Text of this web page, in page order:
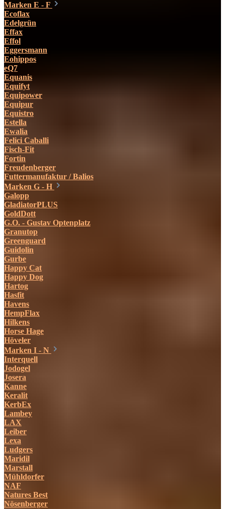
Marken E - F
Ecoflax
Edelgrün
Effax
Effol
Eggersmann
Eohippos
eQ7
Equanis
Equifyt
Equipower
Equipur
Equistro
Estella
Ewalia
Felici Caballi
Fisch-Fit
Fortin
Freudenberger
Futtermanufaktur / Balios
Marken G - H
Galopp
GladiatorPLUS
GoldDott
G.O. - Gustav Optenplatz
Granutop
Greenguard
Guidolin
Gurbe
Happy Cat
Happy Dog
Hartog
Hasfit
Havens
HempFlax
Hilkens
Horse Hage
Höveler
Marken I - N
Interquell
Jodogel
Josera
Kanne
Keralit
KerbEx
Lambey
LAX
Leiber
Lexa
Ludgers
Maridil
Marstall
Mühldorfer
NAF
Natures Best
Nösenberger